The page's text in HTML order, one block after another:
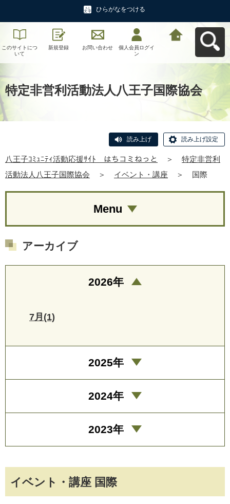
ひらがなをつける
このサイトにつ
いて
新規登録 お問い合わせ
個人会員ログイ
ン
特定非営利活動法人八王子国際協会
読み上げ 読み上げ設定
八王子ｺﾐｭﾆﾃｨ活動応援ｻｲﾄ はちコミねっと ＞
特定非営利
活動法人八王子国際協会
＞ イベント・講座 ＞ 国際
イベント・講座 国際
Menu
アーカイブ
2026年
7月(1)
2025年
2024年
2023年